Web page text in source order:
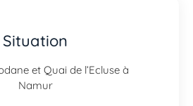
Situation
et Quai de l’Ecluse à
Namur